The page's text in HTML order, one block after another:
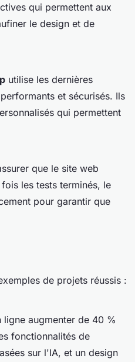
qui permettent aux
le design et de
utilise les dernières
et sécurisés. Ils
qui permettent
que le site web
les tests terminés, le
pour garantir que
de projets réussis :
augmenter de 40 %
fonctionnalités de
sur l'IA, et un design